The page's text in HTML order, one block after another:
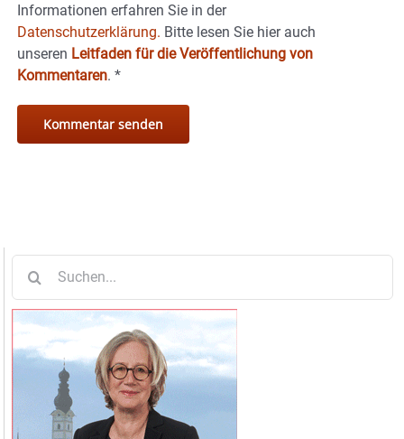
Informationen erfahren Sie in der
Datenschutzerklärung. Bitte lesen Sie hier auch
unseren Leitfaden für die Veröffentlichung von
Kommentaren. *
nach: